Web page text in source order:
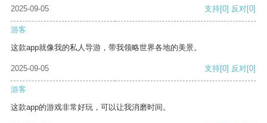
2025-09-05
支持[0] 反对[0]
游客
这款app就像我的私人导游，带我领略世界各地的美景。
2025-09-05 支持[0] 反对[0]
游客
这款app的游戏非常好玩，可以让我消磨时间。